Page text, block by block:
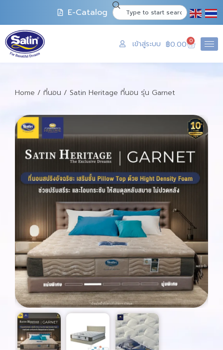
E-Catalog
เข้าสู่ระบบ ฿0.00 0
Home / ที่นอน / Satin Heritage ที่นอน รุ่น Garnet